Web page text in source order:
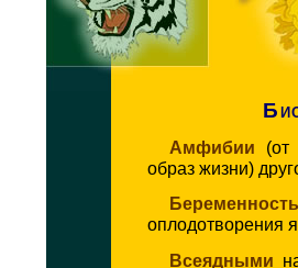
Амфибии (от
образ жизни)
Беременность
оплодотворения
Всеядными